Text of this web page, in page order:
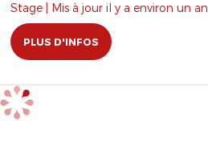
Stage | Mis à jour il y a environ un an.
PLUS D'INFOS